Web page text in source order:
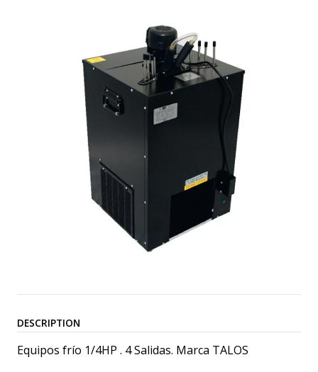
DESCRIPTION
Equipos frío 1/4HP . 4 Salidas. Marca TALOS